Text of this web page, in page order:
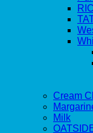
Cream
Milk